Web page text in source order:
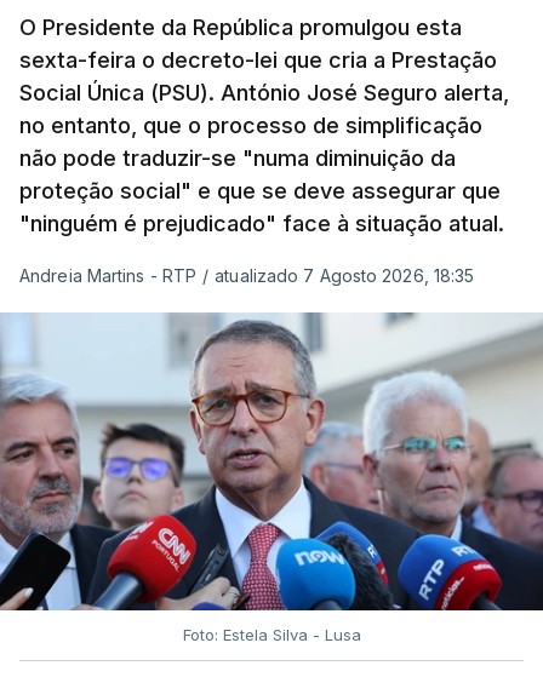
O Presidente da República promulgou esta
sexta-feira o decreto-lei que cria a Prestação
Social Única (PSU). António José Seguro alerta,
no entanto, que o processo de simplificação
não pode traduzir-se "numa diminuição da
proteção social" e que se deve assegurar que
"ninguém é prejudicado" face à situação atual.
Andreia Martins - RTP / atualizado 7 Agosto 2026, 18:35
Foto: Estela Silva - Lusa